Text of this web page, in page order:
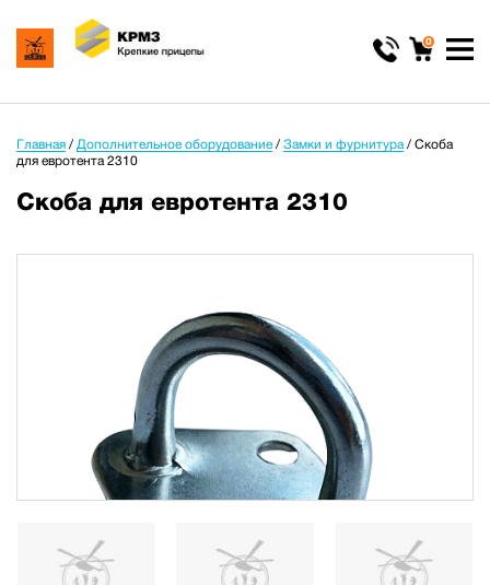
0
Главная / Дополнительное оборудование / Замки и фурнитура/ Скоба
для евротента 2310
Скоба для евротента 2310